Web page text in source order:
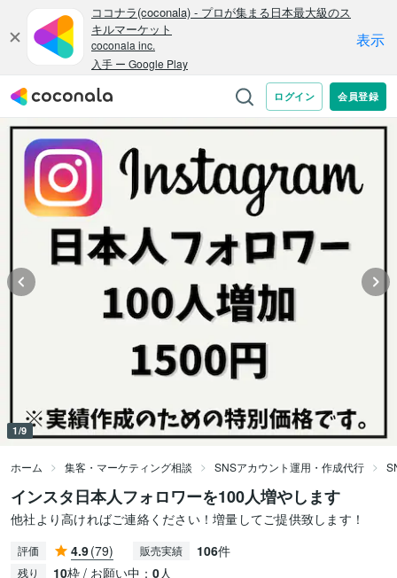
1/9
ホーム 集客・マーケティング相談 SNSアカウント運用・作成代行
インスタ日本人フォロワーを100人増やします
他社より高ければご連絡ください！増量してご提供致します！
評価 4.9(79) 販売実績 106件
残り 10枠 / お願い中： 0人